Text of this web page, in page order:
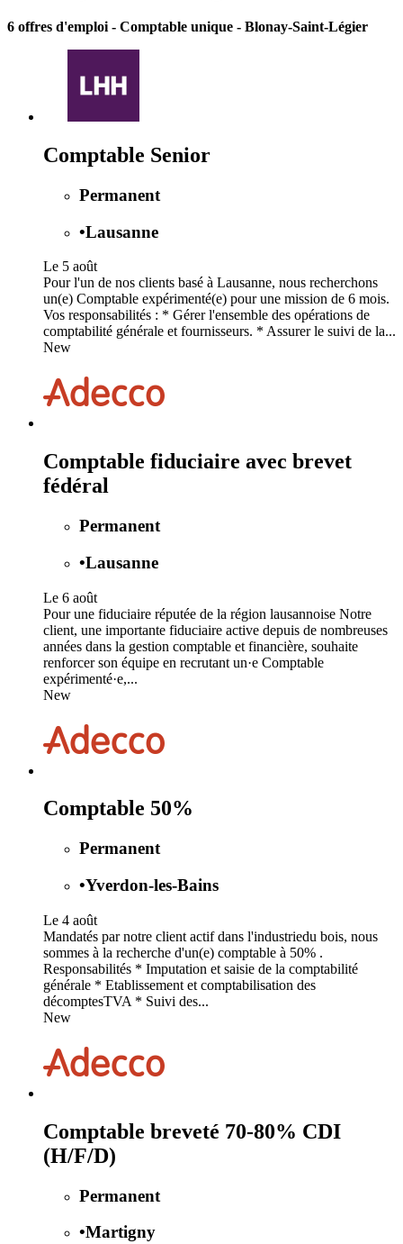
6 offres d'emploi - Comptable unique - Blonay-Saint-Légier
Comptable Senior
Permanent
•Lausanne
Le 5 août
Pour l'un de nos clients basé à Lausanne, nous recherchons
un(e) Comptable expérimenté(e) pour une mission de 6 mois.
Vos responsabilités : * Gérer l'ensemble des opérations de
comptabilité générale et fournisseurs. * Assurer le suivi de la...
New
Comptable fiduciaire avec brevet
fédéral
Permanent
•Lausanne
Le 6 août
Pour une fiduciaire réputée de la région lausannoise Notre
client, une importante fiduciaire active depuis de nombreuses
années dans la gestion comptable et financière, souhaite
renforcer son équipe en recrutant un·e Comptable
expérimenté·e,...
New
Comptable 50%
Permanent
•Yverdon-les-Bains
Le 4 août
Mandatés par notre client actif dans l'industriedu bois, nous
sommes à la recherche d'un(e) comptable à 50% .
Responsabilités * Imputation et saisie de la comptabilité
générale * Etablissement et comptabilisation des
décomptesTVA * Suivi des...
New
Comptable breveté 70-80% CDI
(H/F/D)
Permanent
•Martigny